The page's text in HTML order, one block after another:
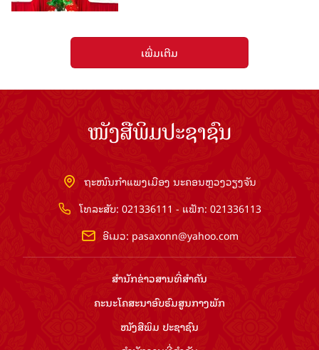
ເພີ່ມເຕີມ
ໜັງສືພິມປະຊາຊົນ
ຖະໜົນກຳແພງເມືອງ ນະຄອນຫຼວງວຽງຈັນ
ໂທລະສັບ: 021336111 - ແຟັກ: 021336113
ອີເມວ: pasaxonn@yahoo.com
ສຳ​ນັກ​ຂ່າວ​ສານ​ທີ່​ສຳ​ຄັນ​
ຄະນະໂຄສະນາອົບຮົມ​ສູນ​ກາງ​ພັກ
ໜັງສືພິມ ປະ​ຊາ​ຊົນ